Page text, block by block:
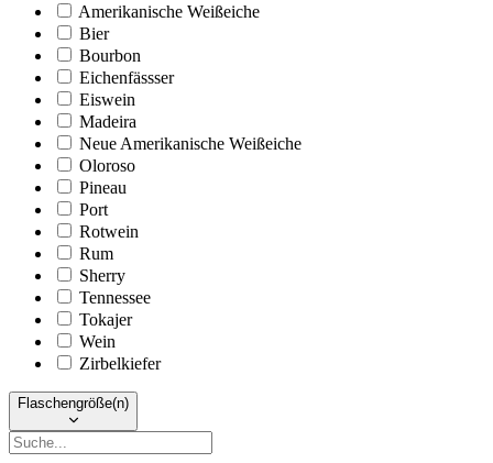
Amerikanische Weißeiche
Bier
Bourbon
Eichenfässser
Eiswein
Madeira
Neue Amerikanische Weißeiche
Oloroso
Pineau
Port
Rotwein
Rum
Sherry
Tennessee
Tokajer
Wein
Zirbelkiefer
Flaschengröße(n)